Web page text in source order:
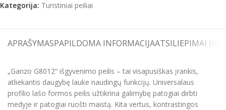
Kategorija: Turistiniai peiliai
APRAŠYMASPAPILDOMA INFORMACIJAATSILIEPIMAI (0)
„Ganzo G8012“ išgyvenimo peilis – tai visapusiškas įrankis,
atliekantis daugybę lauke naudingų funkcijų. Universalaus
profilio lašo formos peilis užtikrina galimybę patogiai dirbti
medyje ir patogiai ruošti maistą. Kita vertus, kontrastingos